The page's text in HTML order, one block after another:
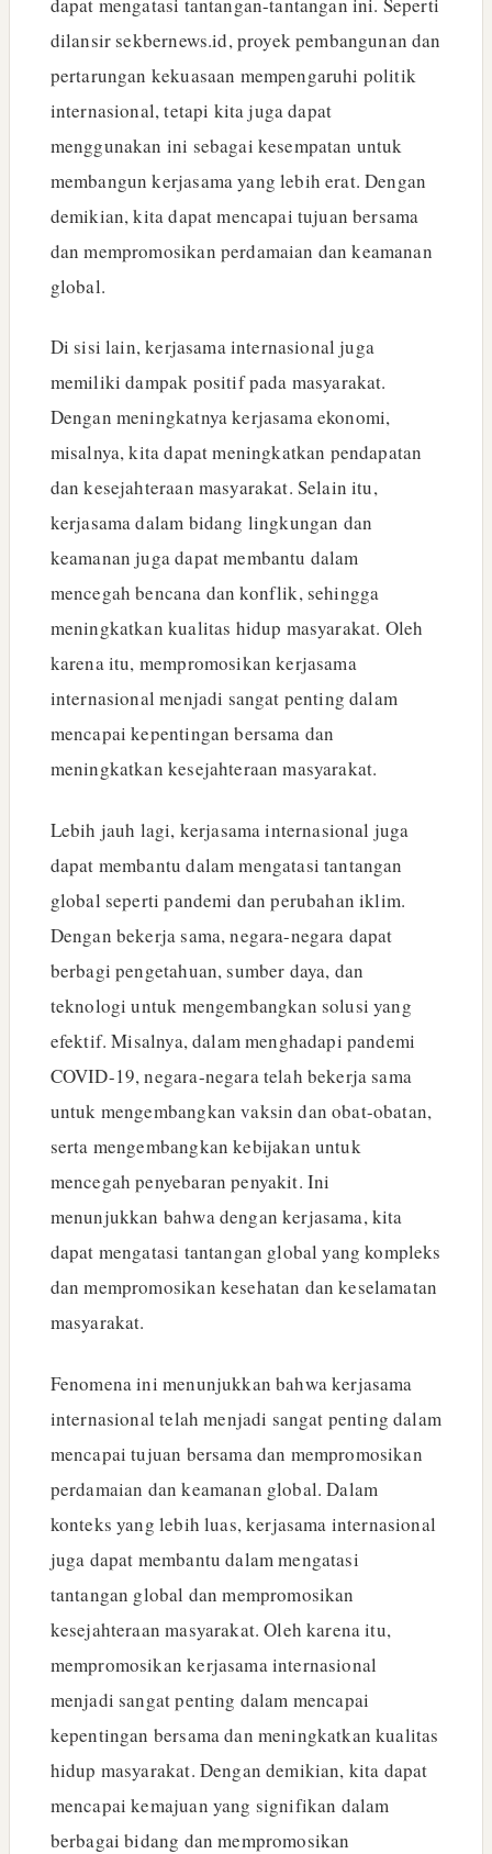
dilansir sekbernews.id, proyek pembangunan dan
pertarungan kekuasaan mempengaruhi politik
internasional, tetapi kita juga dapat
menggunakan ini sebagai kesempatan untuk
membangun kerjasama yang lebih erat. Dengan
demikian, kita dapat mencapai tujuan bersama
dan mempromosikan perdamaian dan keamanan
global.
Di sisi lain, kerjasama internasional juga
memiliki dampak positif pada masyarakat.
Dengan meningkatnya kerjasama ekonomi,
misalnya, kita dapat meningkatkan pendapatan
dan kesejahteraan masyarakat. Selain itu,
kerjasama dalam bidang lingkungan dan
keamanan juga dapat membantu dalam
mencegah bencana dan konflik, sehingga
meningkatkan kualitas hidup masyarakat. Oleh
karena itu, mempromosikan kerjasama
internasional menjadi sangat penting dalam
mencapai kepentingan bersama dan
meningkatkan kesejahteraan masyarakat.
Lebih jauh lagi, kerjasama internasional juga
dapat membantu dalam mengatasi tantangan
global seperti pandemi dan perubahan iklim.
Dengan bekerja sama, negara-negara dapat
berbagi pengetahuan, sumber daya, dan
teknologi untuk mengembangkan solusi yang
efektif. Misalnya, dalam menghadapi pandemi
COVID-19, negara-negara telah bekerja sama
untuk mengembangkan vaksin dan obat-obatan,
serta mengembangkan kebijakan untuk
mencegah penyebaran penyakit. Ini
menunjukkan bahwa dengan kerjasama, kita
dapat mengatasi tantangan global yang kompleks
dan mempromosikan kesehatan dan keselamatan
masyarakat.
Fenomena ini menunjukkan bahwa kerjasama
internasional telah menjadi sangat penting dalam
mencapai tujuan bersama dan mempromosikan
perdamaian dan keamanan global. Dalam
konteks yang lebih luas, kerjasama internasional
juga dapat membantu dalam mengatasi
tantangan global dan mempromosikan
kesejahteraan masyarakat. Oleh karena itu,
mempromosikan kerjasama internasional
menjadi sangat penting dalam mencapai
kepentingan bersama dan meningkatkan kualitas
hidup masyarakat. Dengan demikian, kita dapat
mencapai kemajuan yang signifikan dalam
berbagai bidang dan mempromosikan